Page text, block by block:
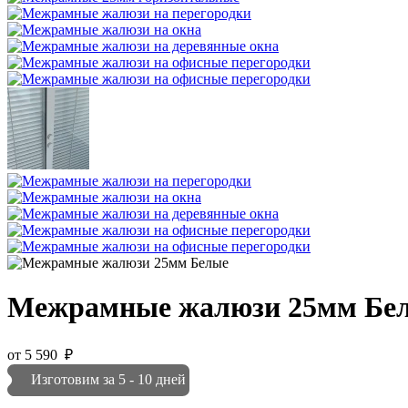
Межрамные жалюзи 25мм
от 5 590 ₽
Изготовим за 5 - 10 дней